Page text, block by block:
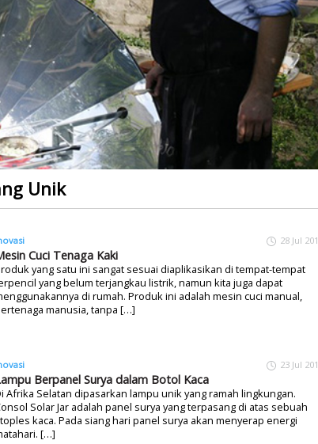
Unik
28 Jul
Cuci Tenaga Kaki
yang satu ini sangat sesuai diaplikasikan di tempat-tempat
yang belum terjangkau listrik, namun kita juga dapat
di rumah. Produk ini adalah mesin cuci manual,
manusia, tanpa […]
23 Jul
Berpanel Surya dalam Botol Kaca
Afrika Selatan dipasarkan lampu unik yang ramah lingkungan.
Solar Jar adalah panel surya yang terpasang di atas sebuah
kaca. Pada siang hari panel surya akan menyerap energi
[…]